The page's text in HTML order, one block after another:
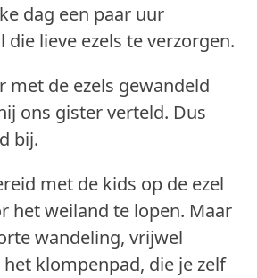
dag een paar uur
die lieve ezels te verzorgen.
met de ezels gewandeld
ons gister verteld. Dus
bij.
met de kids op de ezel
het weiland te lopen. Maar
wandeling, vrijwel
klompenpad, die je zelf